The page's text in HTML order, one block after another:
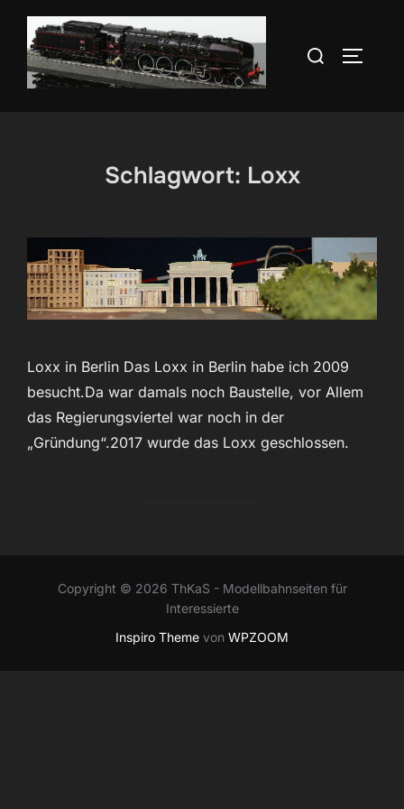
Zum
Inhalt
springen
Suchen
Schlagwort: Loxx
Loxx in Berlin Das Loxx in Berlin habe ich 2009
besucht.Da war damals noch Baustelle, vor Allem
das Regierungsviertel war noch in der
„Gründung“.2017 wurde das Loxx geschlossen.
Copyright © 2026 ThKaS - Modellbahnseiten für
Interessierte
Inspiro Theme von WPZOOM